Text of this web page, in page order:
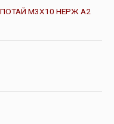
М3Х10 НЕРЖ А2